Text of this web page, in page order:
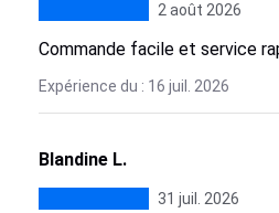
2 août 2026
Commande facile et service
Expérience du : 16 juil. 2026
Blandine L.
31 juil. 2026